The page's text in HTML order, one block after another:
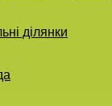
ділянки